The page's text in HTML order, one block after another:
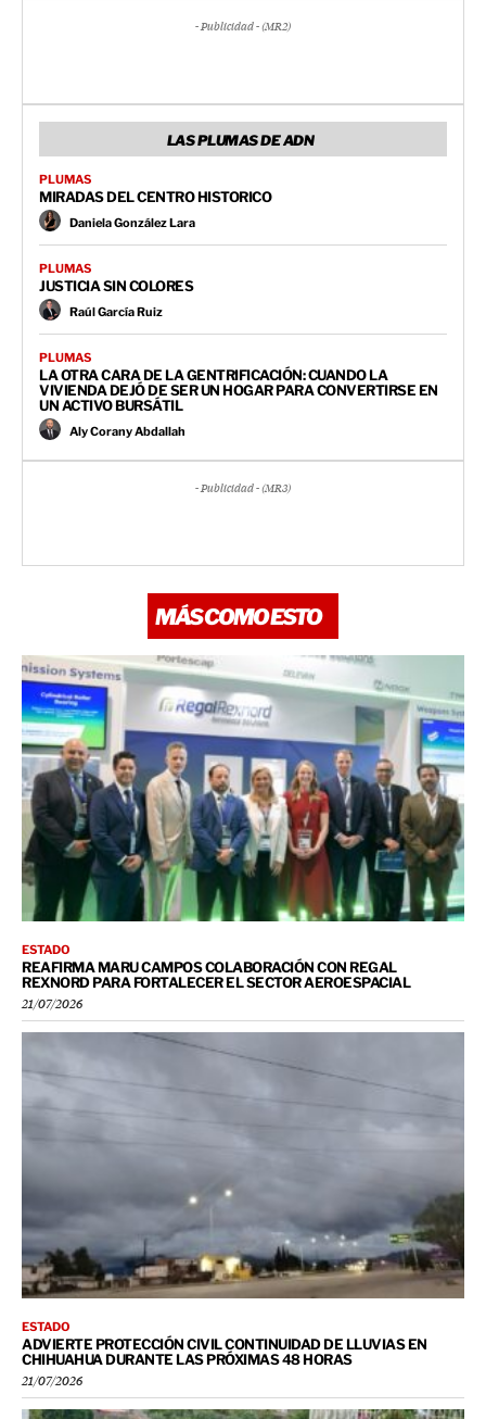
- Publicidad - (MR2)
LAS PLUMAS DE ADN
PLUMAS
MIRADAS DEL CENTRO HISTORICO
Daniela González Lara
PLUMAS
JUSTICIA SIN COLORES
Raúl García Ruiz
PLUMAS
LA OTRA CARA DE LA GENTRIFICACIÓN: CUANDO LA
VIVIENDA DEJÓ DE SER UN HOGAR PARA CONVERTIRSE EN
UN ACTIVO BURSÁTIL
Aly Corany Abdallah
- Publicidad - (MR3)
MÁS COMO ESTO
ESTADO
REAFIRMA MARU CAMPOS COLABORACIÓN CON REGAL
REXNORD PARA FORTALECER EL SECTOR AEROESPACIAL
21/07/2026
ESTADO
ADVIERTE PROTECCIÓN CIVIL CONTINUIDAD DE LLUVIAS EN
CHIHUAHUA DURANTE LAS PRÓXIMAS 48 HORAS
21/07/2026